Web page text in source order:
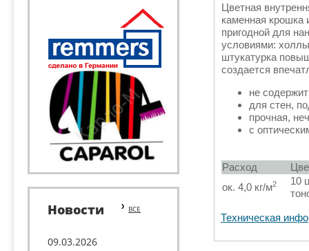
Новости ВСЕ
09.03.2026
Цветная
каменная крошка
пригодной для
условиями:
штукатурка
создается
не
для стен,
прочная,
с
Расход
oк. 4,0 кг/м2
10
Техническая